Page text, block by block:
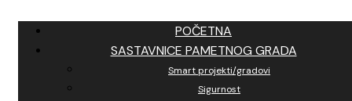
POČETNA
SASTAVNICE PAMETNOG GRADA
Smart projekti/gradovi
Sigurnost